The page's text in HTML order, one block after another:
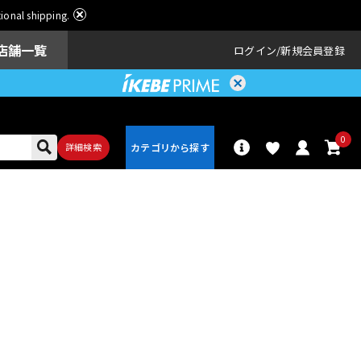
shipping.
舗一覧 ログイン 新規会員登録
詳細検索
0